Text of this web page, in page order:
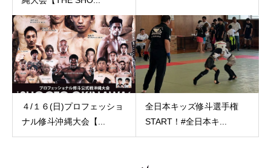
４/１６(日)プロフェッショ
ナル修斗沖縄大会【...
全日本キッズ修斗選手権
START！️#全日本キ...